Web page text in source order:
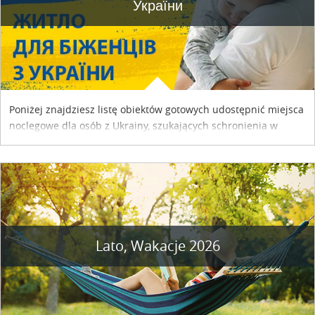
України
Poniżej znajdziesz listę obiektów gotowych udostępnić miejsca
noclegowe dla osób z Ukrainy, szukających schronienia w
Lato, Wakacje 2026